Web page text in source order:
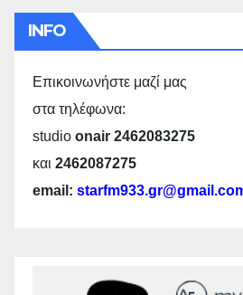
INFO
Επικοινωνήστε μαζί μας
στα τηλέφωνα:
studio onair 2462083275
και 2462087275
email: